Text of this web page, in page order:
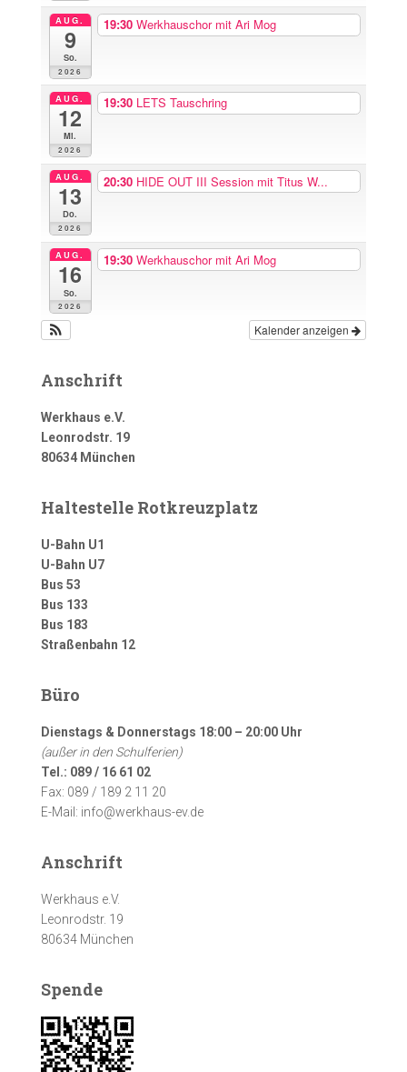
AUG.
9
So.
2026
19:30 Werkhauschor mit Ari Mog
AUG.
12
Mi.
2026
19:30 LETS Tauschring
AUG.
13
Do.
2026
20:30 HIDE OUT III Session mit Titus W...
AUG.
16
So.
2026
19:30 Werkhauschor mit Ari Mog
Kalender anzeigen
Anschrift
Werkhaus e.V.
Leonrodstr. 19
80634 München
Haltestelle Rotkreuzplatz
U-Bahn U1
U-Bahn U7
Bus 53
Bus 133
Bus 183
Straßenbahn 12
Büro
Dienstags & Donnerstags 18:00 – 20:00 Uhr
(außer in den Schulferien)
Tel.: 089 / 16 61 02
Fax: 089 / 189 2 11 20
E-Mail: info@werkhaus-ev.de
Anschrift
Werkhaus e.V.
Leonrodstr. 19
80634 München
Spende